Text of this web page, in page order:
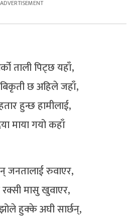
ताली पिट्छ यहाँ,
छ अहिले जहाँ,
हुन्छ हामीलाई,
माया गयो कहाँ
रुवाएर,
मासु खुवाएर,
हुक्के अघी सार्छन्,